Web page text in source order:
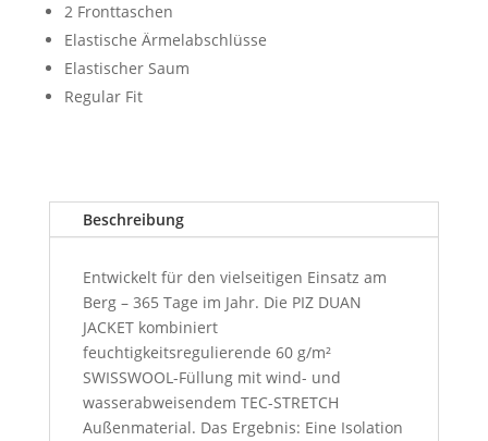
2 Fronttaschen
Elastische Ärmelabschlüsse
Elastischer Saum
Regular Fit
Beschreibung
Entwickelt für den vielseitigen Einsatz am
Berg – 365 Tage im Jahr. Die PIZ DUAN
JACKET kombiniert
feuchtigkeitsregulierende 60 g/m²
SWISSWOOL-Füllung mit wind- und
wasserabweisendem TEC-STRETCH
Außenmaterial. Das Ergebnis: Eine Isolation